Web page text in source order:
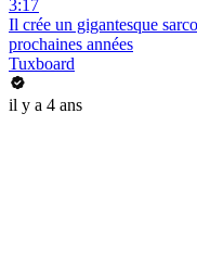
3:17
Il crée un gigantesque
prochaines années
Tuxboard
il y a 4 ans